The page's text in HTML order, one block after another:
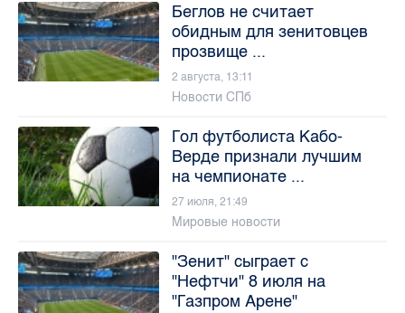
Беглов не считает
обидным для зенитовцев
прозвище ...
2 августа, 13:11
Новости СПб
Гол футболиста Кабо-
Верде признали лучшим
на чемпионате ...
27 июля, 21:49
Мировые новости
"Зенит" сыграет с
"Нефтчи" 8 июля на
"Газпром Арене"